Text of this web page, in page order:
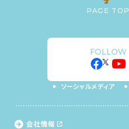
PAGE TOP
FOLLOW
ソーシャルメディア
会社情報